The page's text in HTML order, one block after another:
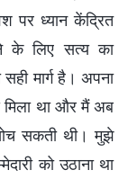
पर ध्यान केंद्रित
के लिए सत्य का
मार्ग है। अपना
था और मैं अब
सकती थी। मुझे
को उठाना था